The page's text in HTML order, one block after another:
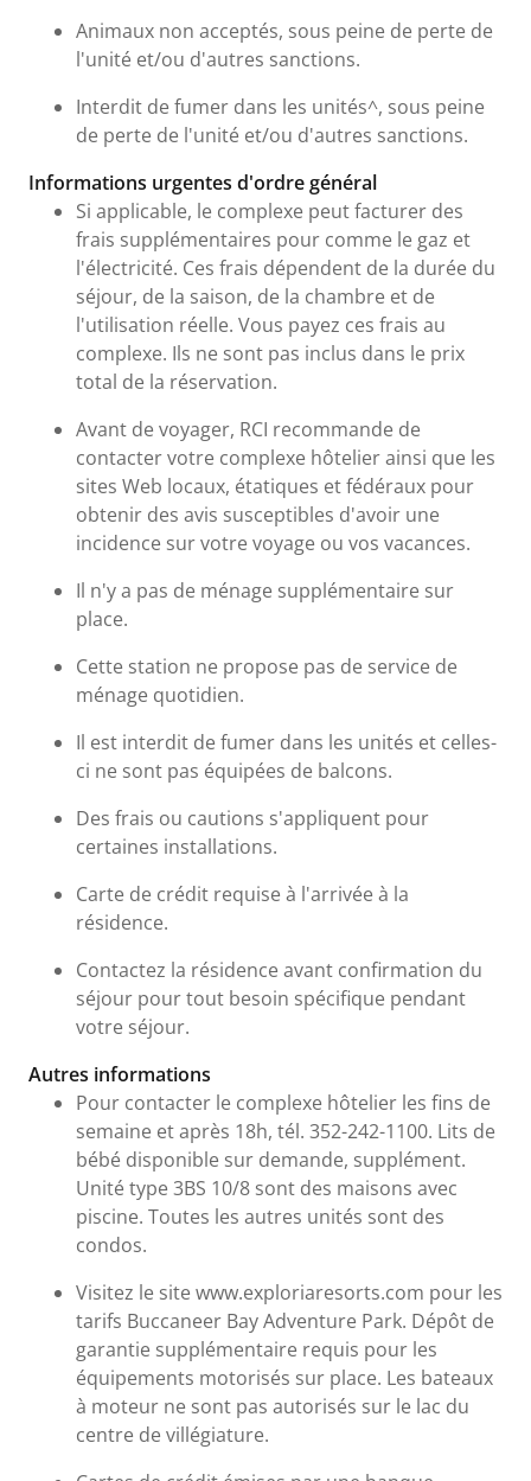
Animaux non acceptés, sous peine de perte de
l'unité et/ou d'autres sanctions.
Interdit de fumer dans les unités^, sous peine
de perte de l'unité et/ou d'autres sanctions.
Informations urgentes d'ordre général
Si applicable, le complexe peut facturer des
frais supplémentaires pour comme le gaz et
l'électricité. Ces frais dépendent de la durée du
séjour, de la saison, de la chambre et de
l'utilisation réelle. Vous payez ces frais au
complexe. Ils ne sont pas inclus dans le prix
total de la réservation.
Avant de voyager, RCI recommande de
contacter votre complexe hôtelier ainsi que les
sites Web locaux, étatiques et fédéraux pour
obtenir des avis susceptibles d'avoir une
incidence sur votre voyage ou vos vacances.
Il n'y a pas de ménage supplémentaire sur
place.
Cette station ne propose pas de service de
ménage quotidien.
Il est interdit de fumer dans les unités et celles-
ci ne sont pas équipées de balcons.
Des frais ou cautions s'appliquent pour
certaines installations.
Carte de crédit requise à l'arrivée à la
résidence.
Contactez la résidence avant confirmation du
séjour pour tout besoin spécifique pendant
votre séjour.
Autres informations
Pour contacter le complexe hôtelier les fins de
semaine et après 18h, tél. 352-242-1100. Lits de
bébé disponible sur demande, supplément.
Unité type 3BS 10/8 sont des maisons avec
piscine. Toutes les autres unités sont des
condos.
Visitez le site www.exploriaresorts.com pour les
tarifs Buccaneer Bay Adventure Park. Dépôt de
garantie supplémentaire requis pour les
équipements motorisés sur place. Les bateaux
à moteur ne sont pas autorisés sur le lac du
centre de villégiature.